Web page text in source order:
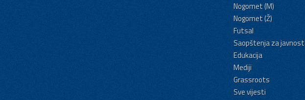
Nogomet (M)
Nogomet (Ž)
Futsal
Saopštenja za javnost
Edukacija
Mediji
Grassroots
Sve vijesti